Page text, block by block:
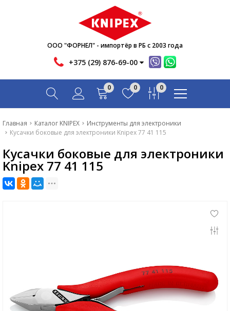
ООО "ФОРНЕЛ" - импортёр в РБ с 2003 года
+375 (29) 876-69-00
Каталог
Новости
0 0 0
Главная Каталог KNIPEX
Инструменты для электроники
Кусачки боковые для электроники Knipex 77 41 115
Кусачки боковые для электроники
Knipex 77 41 115
Новости
Акции
Инфо
Контакты
Вопрос-ответ